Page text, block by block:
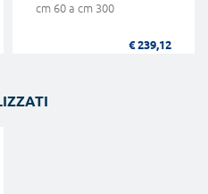
cm 60 a cm 300
€ 239,12